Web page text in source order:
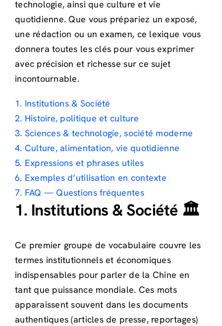
technologie, ainsi que culture et vie
quotidienne. Que vous prépariez un exposé,
une rédaction ou un examen, ce lexique vous
donnera toutes les clés pour vous exprimer
avec précision et richesse sur ce sujet
incontournable.
1. Institutions & Société
2. Histoire, politique et culture
3. Sciences & technologie, société moderne
4. Culture, alimentation, vie quotidienne
5. Expressions et phrases utiles
6. Exemples d’utilisation en contexte
7. FAQ — Questions fréquentes
1. Institutions & Société 🏛️
Ce premier groupe de vocabulaire couvre les
termes institutionnels et économiques
indispensables pour parler de la Chine en
tant que puissance mondiale. Ces mots
apparaissent souvent dans les documents
authentiques (articles de presse, reportages)